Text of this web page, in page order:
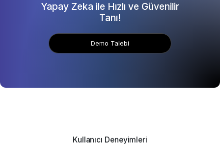
Yapay Zeka ile Hızlı ve Güvenilir
Tanı!
Demo Talebi
Kullanıcı Deneyimleri